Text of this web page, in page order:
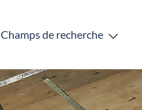
Champs de recherche